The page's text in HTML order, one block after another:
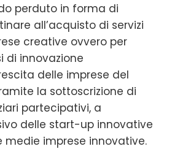
perduto in forma di
all’acquisto di servizi
creative ovvero per
di innovazione
delle imprese del
la sottoscrizione di
partecipativi, a
delle start-up innovative
medie imprese innovative.